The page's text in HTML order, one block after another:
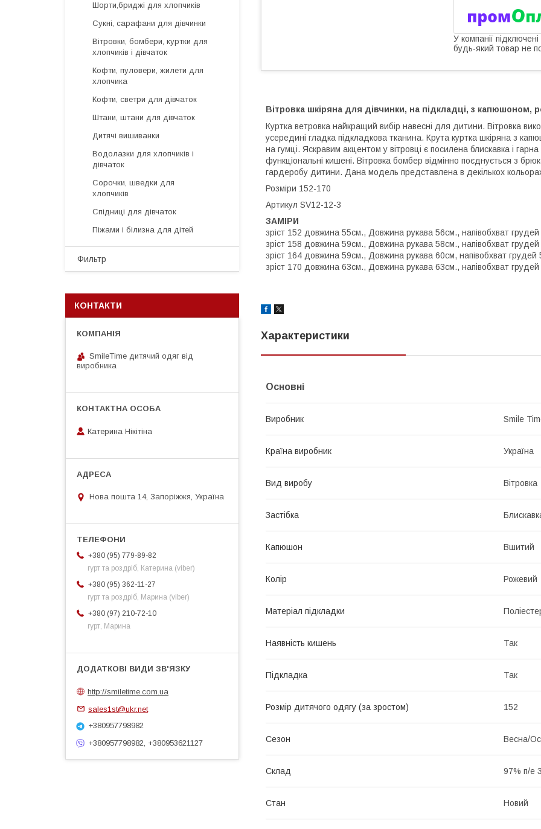
У компанії
будь-який товар не
Вітровка шкіряна для дівчинки, на підкладці, з капюшоном,
Куртка ветровка найкращий вибір навесні для дитини. Вітровка
усередині гладка підкладкова тканина. Крута куртка шкіряна з
на гумці. Яскравим акцентом у вітровці є посилена блискавка і
функціональні кишені. Вітровка бомбер відмінно поєднується з
гардеробу дитини. Дана модель представлена в декількох
Розміри 152-170
Артикул SV12-12-3
ЗАМІРИ
зріст 152 довжина 55см., Довжина рукава 56см., напівобхват
зріст 158 довжина 59см., Довжина рукава 58см., напівобхват
зріст 164 довжина 59см., Довжина рукава 60см, напівобхват грудей
зріст 170 довжина 63см., Довжина рукава 63см., напівобхват
Характеристики
Основні
Виробник Smile
Країна виробник Україна
Вид виробу Вітровка
Застібка
Капюшон Вшитий
Колір Рожевий
Матеріал підкладки
Наявність кишень Так
Підкладка Так
Розмір дитячого одягу (за зростом) 152
Сезон Весна/
Склад 97% п/е
Стан Новий
Шорти,бриджі для хлопчиків
Сукні, сарафани для дівчинки
Вітровки, бомбери, куртки для
хлопчиків і дівчаток
Кофти, пуловери, жилети для
хлопчика
Кофти, светри для дівчаток
Штани, штани для дівчаток
Дитячі вишиванки
Водолазки для хлопчиків і
дівчаток
Сорочки, шведки для
хлопчиків
Спідниці для дівчаток
Піжами і білизна для дітей
Фильтр
КОНТАКТИ
SmileTime дитячий одяг від
виробника
Катерина Нікітіна
Нова пошта 14, Запоріжжя, Україна
+380 (95) 779-89-82
гурт та роздріб, Катерина (viber)
+380 (95) 362-11-27
гурт та роздріб, Марина (viber)
+380 (97) 210-72-10
гурт, Марина
http://smiletime.com.ua
sales1st@ukr.net
+380957798982
+380957798982, +380953621127